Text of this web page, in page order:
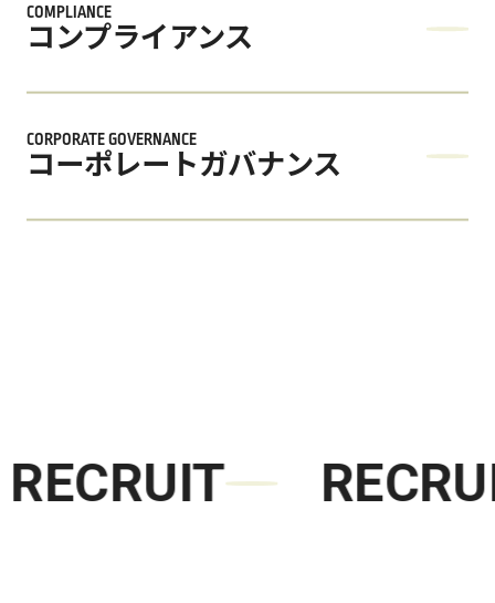
COMPLIANCE
コンプライアンス
CORPORATE GOVERNANCE
コーポレートガバナンス